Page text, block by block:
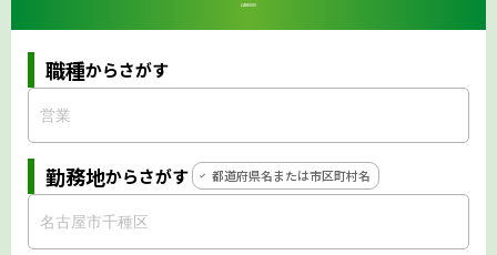
CAREERS
職種からさがす
勤務地からさがす 都道府県名または市区町村名